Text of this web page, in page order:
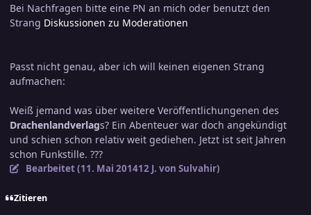
Bei Nachfragen bitte eine PN an mich oder benutzt den
Strang Diskussionen zu Moderationen
Passt nicht genau, aber ich will keinen eigenen Strang
aufmachen:
Weiß jemand was über weitere Veröffentlichungenen des
Drachenlandverlags? Ein Abenteuer war doch angekündigt
und schien schon relativ weit gediehen. Jetzt ist seit Jahren
schon Funkstille. ???
Bearbeitet (11. Mai 201412 J. von Sulvahir)
Zitieren